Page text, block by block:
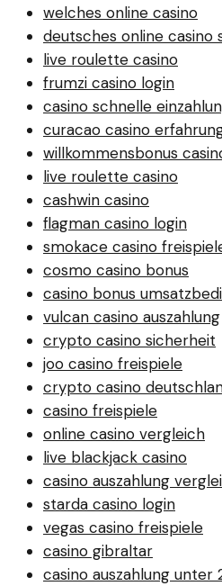
welches online casino
deutsches online casino
live roulette casino
frumzi casino login
casino schnelle
curacao casino
willkommensbonus
live roulette casino
cashwin casino
flagman casino login
smokace casino
cosmo casino bonus
casino bonus
vulcan casino auszahlung
crypto casino sicherheit
joo casino freispiele
crypto casino
casino freispiele
online casino vergleich
live blackjack casino
casino auszahlung
starda casino login
vegas casino freispiele
casino gibraltar
casino auszahlung unter